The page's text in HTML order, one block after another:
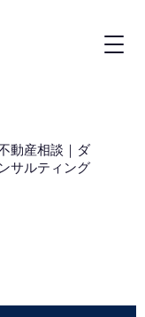
動産相談｜ダ
サルティング